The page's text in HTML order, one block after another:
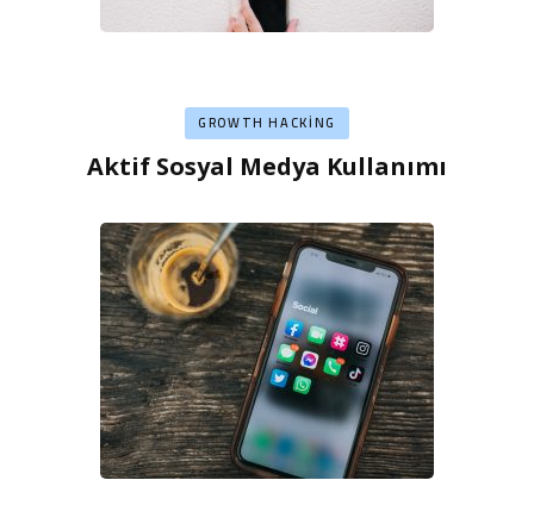
GROWTH HACKING
Aktif Sosyal Medya Kullanımı